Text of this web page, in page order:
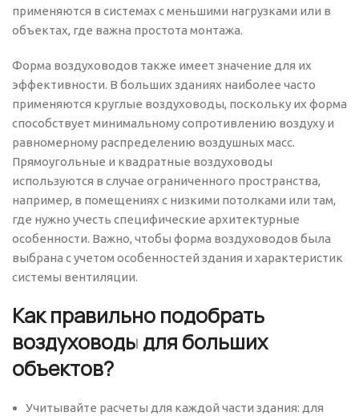
применяются в системах с меньшими нагрузками или в
объектах, где важна простота монтажа.
Форма воздуховодов также имеет значение для их
эффективности. В больших зданиях наиболее часто
применяются круглые воздуховоды, поскольку их форма
способствует минимальному сопротивлению воздуху и
равномерному распределению воздушных масс.
Прямоугольные и квадратные воздуховоды
используются в случае ограниченного пространства,
например, в помещениях с низкими потолками или там,
где нужно учесть специфические архитектурные
особенности. Важно, чтобы форма воздуховодов была
выбрана с учетом особенностей здания и характеристик
системы вентиляции.
Как правильно подобрать
воздуховоды для больших
объектов?
Учитывайте расчеты для каждой части здания: для